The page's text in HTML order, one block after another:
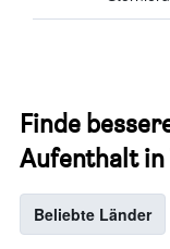
Finde
Aufenthalt in
Beliebte Länder